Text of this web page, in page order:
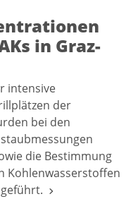
in Graz-
intensive
der
bei den
die Bestimmung
Kohlenwasserstoffen